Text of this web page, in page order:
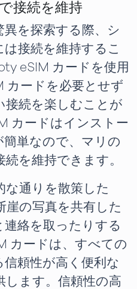
接続を維持
を探索する際、シ
接続を維持するこ
eSIM カードを使用
カードを必要とせず
接続を楽しむことが
カードはインストー
簡単なので、マリの
を維持できます。
な通りを散策した
崖の写真を共有した
連絡を取ったりする
カードは、すべての
頼性が高く便利な
します。信頼性の高